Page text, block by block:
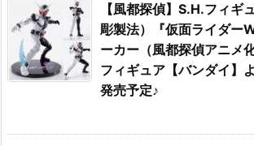
【風都探偵】S.H.フィギ
彫製法）『仮面ライダー
ーカー（風都探偵アニメ
フィギュア【バンダイ】
発売予定♪